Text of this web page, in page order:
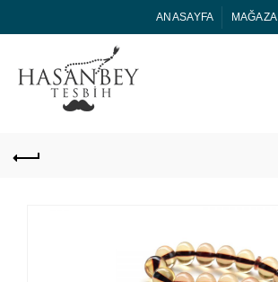
ANASAYFA MAĞAZA